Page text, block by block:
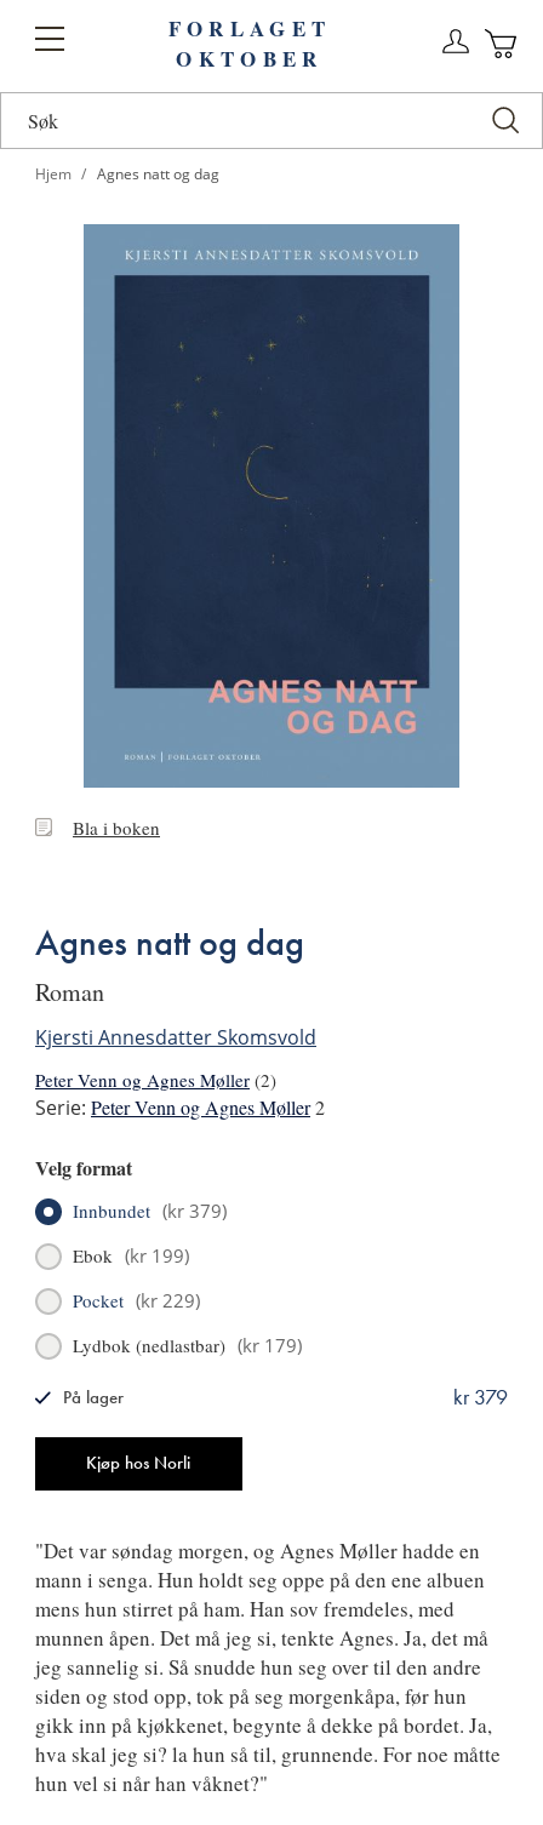
Toggle
FORLAGET
OKTOBER
Hjem Agnes natt og dag
BlaBla i boken
Agnes natt og dag
roman
Kjersti Annesdatter Skomsvold
Peter Venn og Agnes Møller (2)
Serie: Peter Venn og Agnes Møller2
Velg format
Innbundet (kr 379)
Ebok (kr 199)
Pocket (kr 229)
Lydbok (nedlastbar) (kr 179)
Kjøp hos Norli
kr 379
På lager
"Det var søndag morgen, og Agnes Møller hadde en
mann i senga. Hun holdt seg oppe på den ene albuen
mens hun stirret på ham. Han sov fremdeles, med
munnen åpen. Det må jeg si, tenkte Agnes. Ja, det må
jeg sannelig si. Så snudde hun seg over til den andre
siden og stod opp, tok på seg morgenkåpa, før hun
gikk inn på kjøkkenet, begynte å dekke på bordet. Ja,
hva skal jeg si? la hun så til, grunnende. For noe måtte
hun vel si når han våknet?"